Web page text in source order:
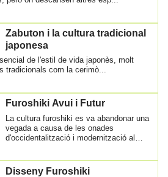
Zabuton i la cultura tradicional
japonesa
de l'estil de vida japonès, molt
tradicionals com la cerimò...
Furoshiki Avui i Futur
La cultura furoshiki es va abandonar una
vegada a causa de les onades
d'occidentalització i modernització al
Disseny Furoshiki